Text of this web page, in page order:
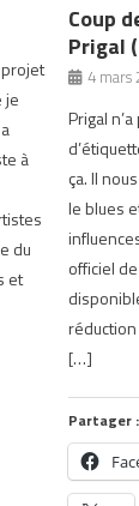
je
à
du
et
Coup
Prigal
4 mars
Prigal
ça. Il
le blues
officiel
réduction
[…]
Partager :